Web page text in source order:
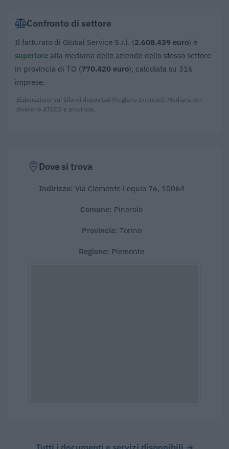
Confronto di settore
Il fatturato di Global Service S.r.l. (2.608.439 euro) è
superiore alla mediana delle aziende dello stesso settore
in provincia di TO (770.420 euro), calcolata su 316
imprese.
Elaborazione sui bilanci depositati (Registro Imprese). Mediana per
divisione ATECO e provincia.
Dove si trova
Indirizzo: Via Clemente Lequio 76, 10064
Comune: Pinerolo
Provincia: Torino
Regione: Piemonte